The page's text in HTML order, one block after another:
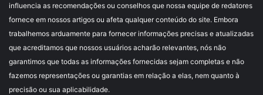
influencia as recomendações ou conselhos que nossa equipe de redatores
fornece em nossos artigos ou afeta qualquer conteúdo do site. Embora
trabalhemos arduamente para fornecer informações precisas e atualizadas
que acreditamos que nossos usuários acharão relevantes, nós não
garantimos que todas as informações fornecidas sejam completas e não
fazemos representações ou garantias em relação a elas, nem quanto à
precisão ou sua aplicabilidade.